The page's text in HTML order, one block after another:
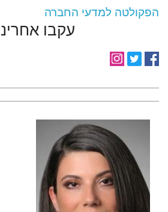
הפקולטה למדעי החברה
עקבו